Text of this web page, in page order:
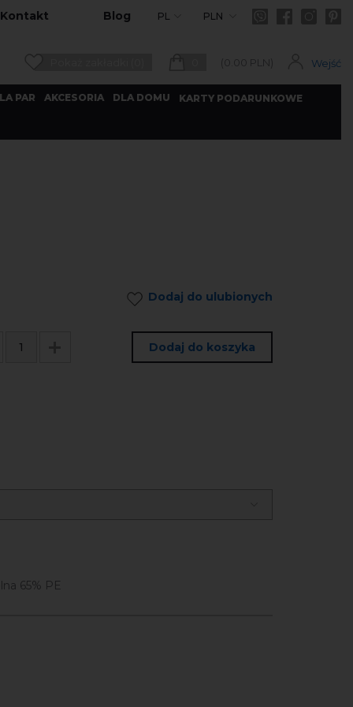
Kontakt Blog PL PLN
(0.00 PLN) Wejść
PAR AKCESORIA DLA DOMU KARTY PODARUNKOWE
Dodaj do ulubionych
Dodaj do koszyka
65% PE